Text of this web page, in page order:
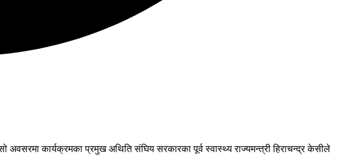
कार्यक्रमका प्रमुख अथिति संघिय सरकारका पूर्व स्वास्थ्य राज्यमन्त्री हिराचन्द्र केसीले